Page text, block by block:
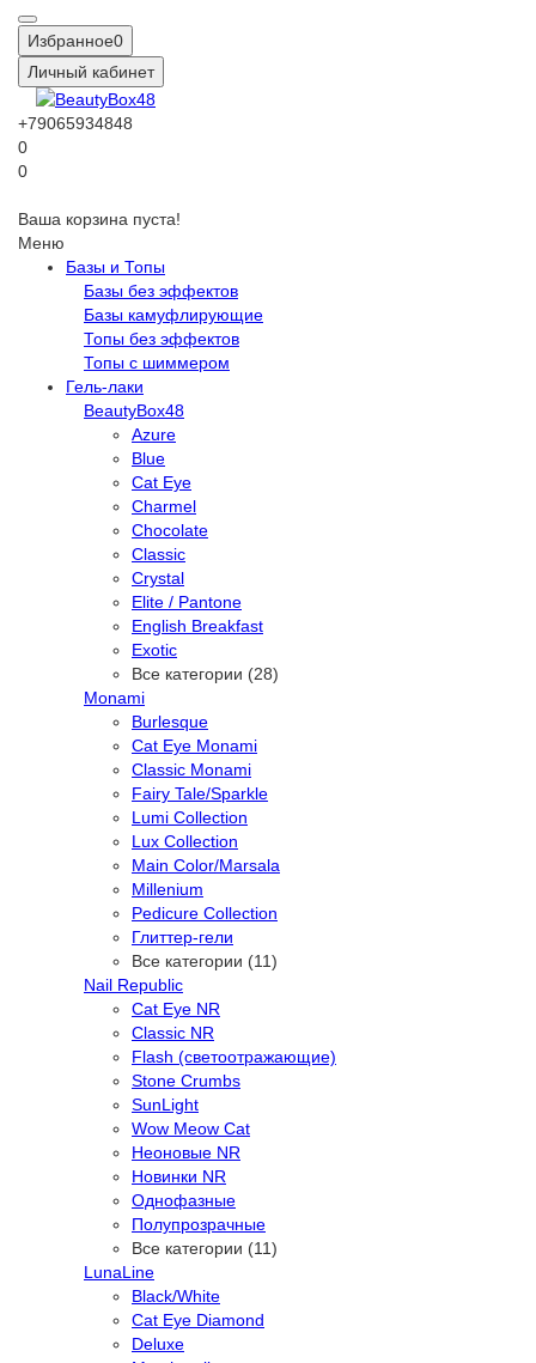
Избранное0
Личный кабинет
+79065934848
0
0
Ваша корзина пуста!
Меню
Базы и Топы
Базы без эффектов
Базы камуфлирующие
Топы без эффектов
Топы с шиммером
Гель-лаки
BeautyBox48
Azure
Blue
Cat Eye
Charmel
Chocolate
Classic
Crystal
Elite / Pantone
English Breakfast
Exotic
Все категории (28)
Monami
Burlesque
Cat Eye Monami
Classic Monami
Fairy Tale/Sparkle
Lumi Collection
Lux Collection
Main Color/Marsala
Millenium
Pedicure Collection
Глиттер-гели
Все категории (11)
Nail Republic
Cat Eye NR
Classic NR
Flash (светоотражающие)
Stone Crumbs
SunLight
Wow Meow Cat
Неоновые NR
Новинки NR
Однофазные
Полупрозрачные
Все категории (11)
LunaLine
Black/White
Cat Eye Diamond
Deluxe